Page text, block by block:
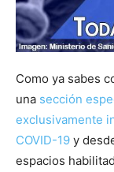
Como ya sabes
una sección
exclusivamente
COVID-19 y
espacios